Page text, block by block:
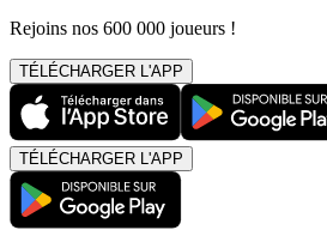
Rejoins nos 600 000 joueurs !
TÉLÉCHARGER L'APP
TÉLÉCHARGER L'APP